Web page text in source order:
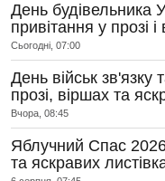
День будівельника
привітання у прозі
Сьогодні, 07:00
День військ зв'язку
прозі, віршах та
Вчора, 08:45
Яблучний Спас
та яскравих